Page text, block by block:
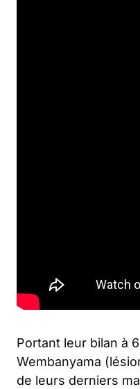
Portant leur bilan à
Wembanyama
de leurs derniers